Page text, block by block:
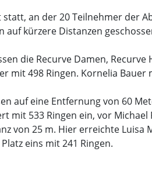
an der 20 Teilnehmer der
auf kürzere Distanzen
die Recurve Damen,
mit 498 Ringen. Kornelia
auf eine Entfernung von 60
mit 533 Ringen ein, vor Michael
von 25 m. Hier erreichte
eins mit 241 Ringen.